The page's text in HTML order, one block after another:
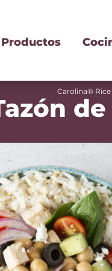
Productos
Carolina® Rice